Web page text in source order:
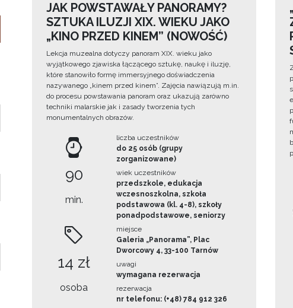
JAK POWSTAWAŁY PANORAMY?
SZTUKA ILUZJI XIX. WIEKU JAKO
„KINO PRZED KINEM” (NOWOŚĆ)
Lekcja muzealna dotyczy panoram XIX. wieku jako
wyjątkowego zjawiska łączącego sztukę, naukę i iluzję,
które stanowiło formę immersyjnego doświadczenia
nazywanego „kinem przed kinem”. Zajęcia nawiązują m.in.
do procesu powstawania panoram oraz ukazują zarówno
techniki malarskie jak i zasady tworzenia tych
monumentalnych obrazów.
90
min.
14 zł
osoba
liczba uczestników
do 25 osób (grupy
zorganizowane)
wiek uczestników
przedszkole, edukacja
wczesnoszkolna, szkoła
podstawowa (kl. 4-8), szkoły
ponadpodstawowe, seniorzy
miejsce
Galeria „Panorama”, Plac
Dworcowy 4, 33-100 Tarnów
uwagi
wymagana rezerwacja
rezerwacja
nr telefonu: (+48) 784 912 326